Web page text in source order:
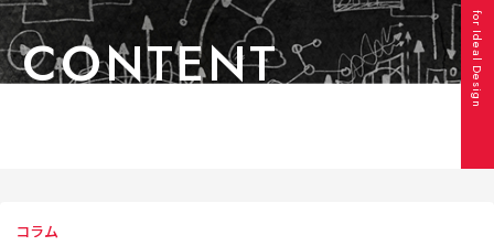
for Ideal Design
CONTENT
コラム